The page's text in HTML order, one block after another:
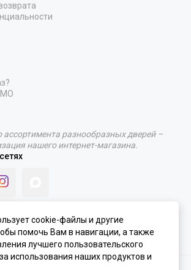
МО
разнообразных дверей –
нашего интернет-магазина.
cookie-файлы и другие
помочь Вам в навигации, а также
лучшего пользовательского
использования наших продуктов и